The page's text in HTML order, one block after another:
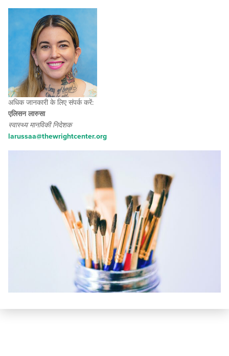
अधिक जानकारी के लिए संपर्क करें:
एलिसन लारुसा
स्वास्थ्य मानविकी निदेशक
larussaa@thewrightcenter.org